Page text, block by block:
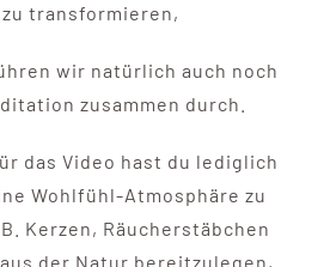
transformieren,
wir natürlich auch noch
zusammen durch.
das Video hast du lediglich
Wohlfühl-Atmosphäre zu
Kerzen, Räucherstäbchen
der Natur bereitzulegen,